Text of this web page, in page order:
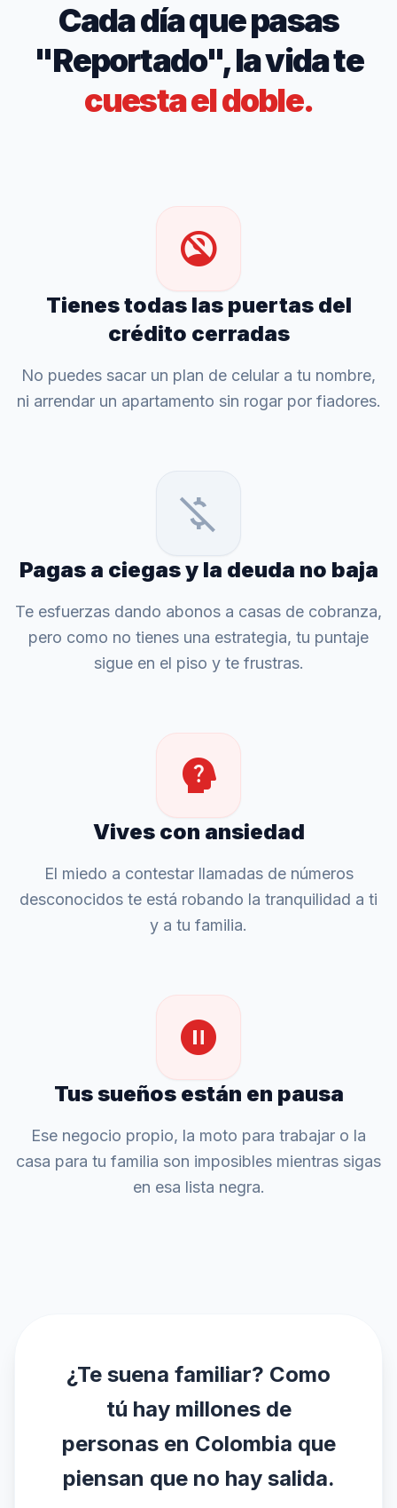
Cada día que pasas
"Reportado", la vida te
cuesta el doble.
no_accounts
Tienes todas las puertas del
crédito cerradas
No puedes sacar un plan de celular a tu nombre,
ni arrendar un apartamento sin rogar por fiadores.
money_off
Pagas a ciegas y la deuda no baja
Te esfuerzas dando abonos a casas de cobranza,
pero como no tienes una estrategia, tu puntaje
sigue en el piso y te frustras.
psychology_alt
Vives con ansiedad
El miedo a contestar llamadas de números
desconocidos te está robando la tranquilidad a ti
y a tu familia.
pause_circle
Tus sueños están en pausa
Ese negocio propio, la moto para trabajar o la
casa para tu familia son imposibles mientras sigas
en esa lista negra.
¿Te suena familiar? Como
tú hay millones de
personas en Colombia que
piensan que no hay salida.